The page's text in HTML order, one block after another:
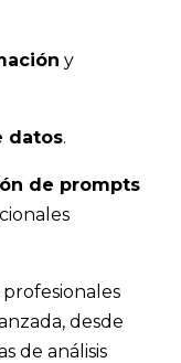
y
datos.
de prompts
desde
de análisis